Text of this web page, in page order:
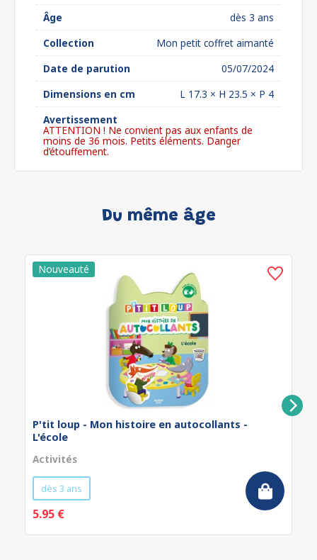
Âge
dès 3 ans
Collection
Mon petit coffret aimanté
Date de parution
05/07/2024
Dimensions en cm
L 17.3 × H 23.5 × P 4
Avertissement
ATTENTION ! Ne convient pas aux enfants de
moins de 36 mois. Petits éléments. Danger
d’étouffement.
Du même âge
P'tit loup - Mon histoire en autocollants -
L'école
Activités
dès 3 ans
5.95 €